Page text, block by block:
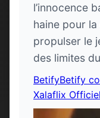
l’innocence
haine pour
propulser le
des limites
BetifyBetify
Xalaflix